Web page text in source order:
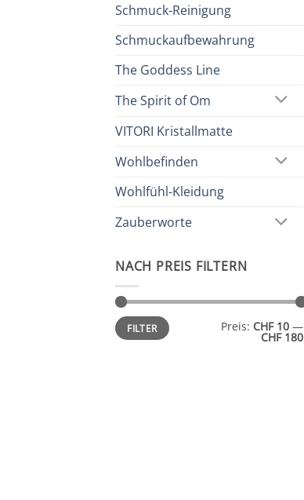
Schmuck-Reinigung
Schmuckaufbewahrung
The Goddess Line
The Spirit of Om
VITORI Kristallmatte
Wohlbefinden
Wohlfühl-Kleidung
Zauberworte
NACH PREIS FILTERN
Min.
Preis
Max.
PreisFILTER Preis: CHF 10 —
CHF 180